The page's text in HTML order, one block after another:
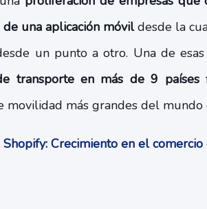
una aplicación móvildesde la
un punto a otro. Una de
transporte en más de 9 países
movilidad más grandes del mundo
Shopify: Crecimiento en el